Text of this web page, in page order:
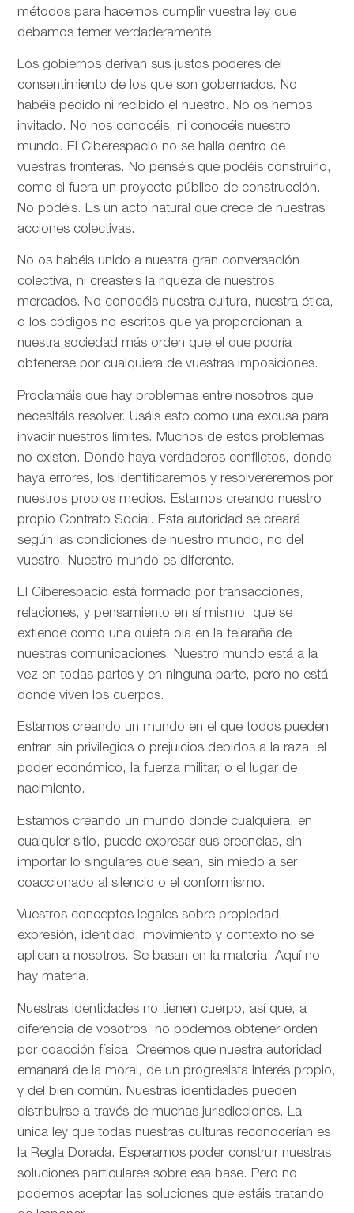
métodos para hacernos cumplir vuestra ley que
debamos temer verdaderamente.
Los gobiernos derivan sus justos poderes del
consentimiento de los que son gobernados. No
habéis pedido ni recibido el nuestro. No os hemos
invitado. No nos conocéis, ni conocéis nuestro
mundo. El Ciberespacio no se halla dentro de
vuestras fronteras. No penséis que podéis construirlo,
como si fuera un proyecto público de construcción.
No podéis. Es un acto natural que crece de nuestras
acciones colectivas.
No os habéis unido a nuestra gran conversación
colectiva, ni creasteis la riqueza de nuestros
mercados. No conocéis nuestra cultura, nuestra ética,
o los códigos no escritos que ya proporcionan a
nuestra sociedad más orden que el que podría
obtenerse por cualquiera de vuestras imposiciones.
Proclamáis que hay problemas entre nosotros que
necesitáis resolver. Usáis esto como una excusa para
invadir nuestros límites. Muchos de estos problemas
no existen. Donde haya verdaderos conflictos, donde
haya errores, los identificaremos y resolvereremos por
nuestros propios medios. Estamos creando nuestro
propio Contrato Social. Esta autoridad se creará
según las condiciones de nuestro mundo, no del
vuestro. Nuestro mundo es diferente.
El Ciberespacio está formado por transacciones,
relaciones, y pensamiento en sí mismo, que se
extiende como una quieta ola en la telaraña de
nuestras comunicaciones. Nuestro mundo está a la
vez en todas partes y en ninguna parte, pero no está
donde viven los cuerpos.
Estamos creando un mundo en el que todos pueden
entrar, sin privilegios o prejuicios debidos a la raza, el
poder económico, la fuerza militar, o el lugar de
nacimiento.
Estamos creando un mundo donde cualquiera, en
cualquier sitio, puede expresar sus creencias, sin
importar lo singulares que sean, sin miedo a ser
coaccionado al silencio o el conformismo.
Vuestros conceptos legales sobre propiedad,
expresión, identidad, movimiento y contexto no se
aplican a nosotros. Se basan en la materia. Aquí no
hay materia.
Nuestras identidades no tienen cuerpo, así que, a
diferencia de vosotros, no podemos obtener orden
por coacción física. Creemos que nuestra autoridad
emanará de la moral, de un progresista interés propio,
y del bien común. Nuestras identidades pueden
distribuirse a través de muchas jurisdicciones. La
única ley que todas nuestras culturas reconocerían es
la Regla Dorada. Esperamos poder construir nuestras
soluciones particulares sobre esa base. Pero no
podemos aceptar las soluciones que estáis tratando